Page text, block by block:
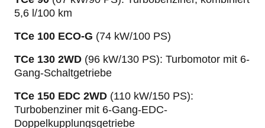
5,6 l/100 km
TCe 100 ECO-G (74 kW/100 PS)
TCe 130 2WD (96 kW/130 PS): Turbomotor mit 6-
Gang-Schaltgetriebe
TCe 150 EDC 2WD (110 kW/150 PS):
Turbobenziner mit 6-Gang-EDC-
Doppelkupplungsgetriebe